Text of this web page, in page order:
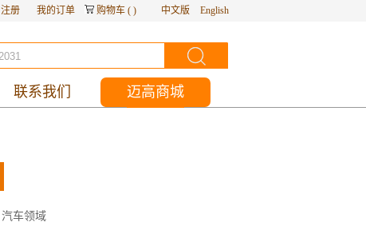
中文版 English
购物车 ( )
我的订单
注册
联系我们 迈高商城
汽车领域